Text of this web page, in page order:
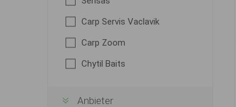
Carp Servis Vaclavik
Carp Zoom
Chytil Baits
Anbieter